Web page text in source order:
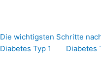
Die wichtigsten Schritte
Diabetes Typ 1
Diabetes